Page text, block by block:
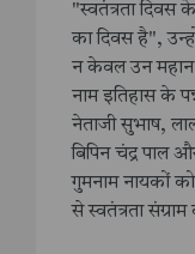
"स्वतंत्रता
का दिवस है",
न केवल उन महान
नाम इतिहास के
नेताजी सुभाष,
बिपिन चंद्र पाल
गुमनाम नायकों
से स्वतंत्रता